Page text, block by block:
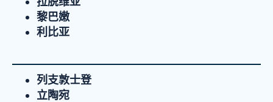
黎巴嫩
利比亚
列支敦士登
立陶宛